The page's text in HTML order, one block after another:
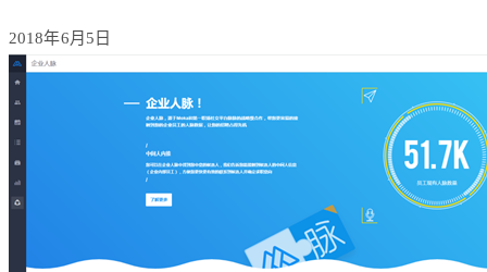
2018年6月5日